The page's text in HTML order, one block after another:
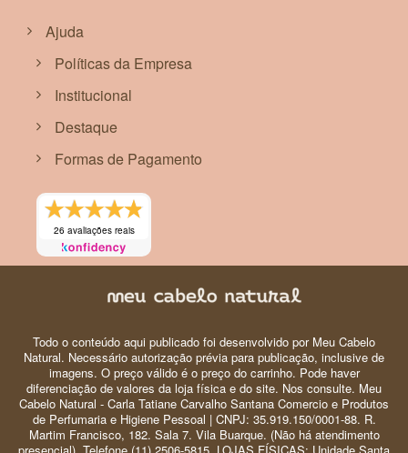
Ajuda
Políticas da Empresa
Institucional
Destaque
Formas de Pagamento
26 avaliações reais
Todo o conteúdo aqui publicado foi desenvolvido por Meu Cabelo
Natural. Necessário autorização prévia para publicação, inclusive de
imagens. O preço válido é o preço do carrinho. Pode haver
diferenciação de valores da loja física e do site. Nos consulte. Meu
Cabelo Natural - Carla Tatiane Carvalho Santana Comercio e Produtos
de Perfumaria e Higiene Pessoal | CNPJ: 35.919.150/0001-88. R.
Martim Francisco, 182. Sala 7. Vila Buarque. (Não há atendimento